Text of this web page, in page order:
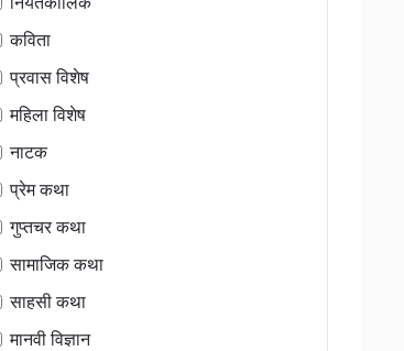
कविता
प्रवास विशेष
महिला विशेष
नाटक
प्रेम कथा
गुप्तचर कथा
सामाजिक कथा
साहसी कथा
मानवी विज्ञान